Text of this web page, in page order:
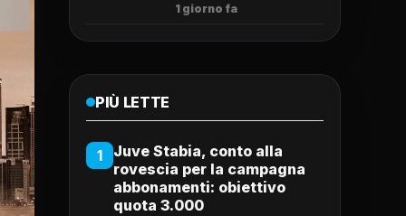
1 giorno fa
PIÙ LETTE
1
Juve Stabia, conto alla
rovescia per la campagna
abbonamenti: obiettivo
quota 3.000